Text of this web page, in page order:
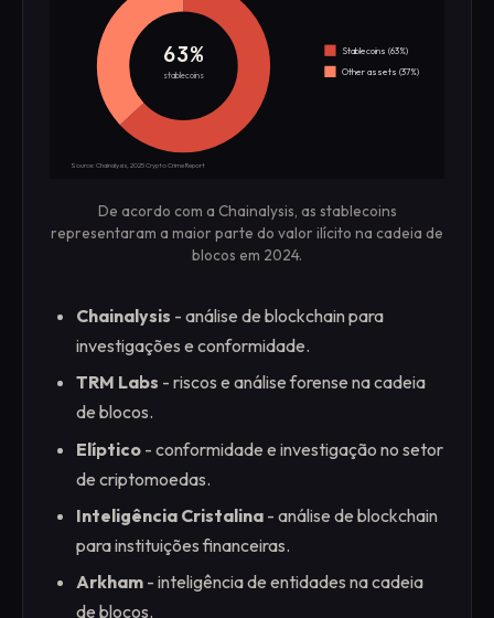
63%
stablecoins
Stablecoins (63%)
Other assets (37%)
Source: Chainalysis, 2025 Crypto Crime Report
De acordo com a Chainalysis, as stablecoins
representaram a maior parte do valor ilícito na cadeia de
blocos em 2024.
Chainalysis - análise de blockchain para
investigações e conformidade.
TRM Labs - riscos e análise forense na cadeia
de blocos.
Elíptico - conformidade e investigação no setor
de criptomoedas.
Inteligência Cristalina - análise de blockchain
para instituições financeiras.
Arkham - inteligência de entidades na cadeia
de blocos.